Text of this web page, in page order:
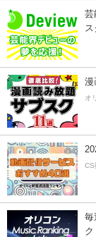
芸
漫
オ
CS
毎
ク